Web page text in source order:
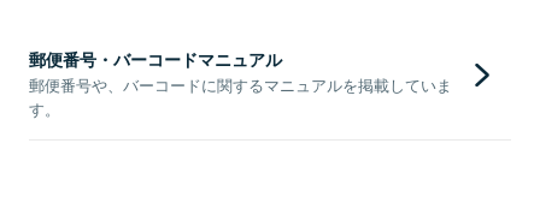
郵便番号・バーコードマニュアル
郵便番号や、バーコードに関するマニュアルを掲載していま
す。